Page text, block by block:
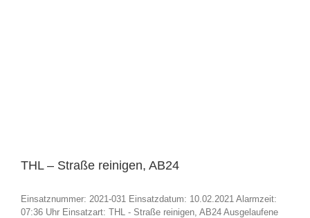
THL – Straße reinigen, AB24
Einsatznummer: 2021-031 Einsatzdatum: 10.02.2021 Alarmzeit:
07:36 Uhr Einsatzart: THL - Straße reinigen, AB24 Ausgelaufene